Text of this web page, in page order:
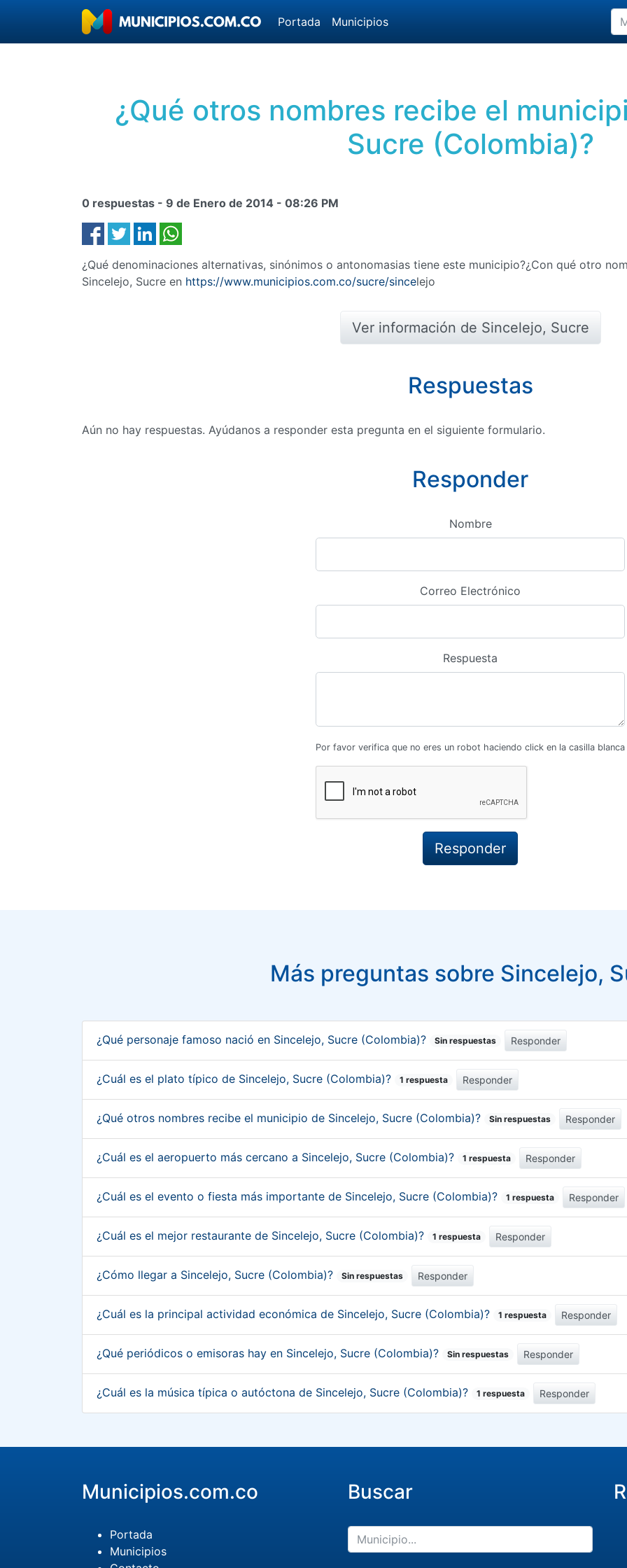
Portada Municipios
¿Qué otros nombres recibe el
Sucre (Colombia)?
0 respuestas - 9 de Enero de 2014 - 08:26 PM
¿Qué denominaciones alternativas, sinónimos o antonomasias tiene este municipio?¿Con qué otro
Sincelejo, Sucre en https://www.municipios.com.co/sucre/sincelejo
Ver información de Sincelejo, Sucre
Respuestas
Aún no hay respuestas. Ayúdanos a responder esta pregunta en el siguiente formulario.
Responder
Nombre
Correo Electrónico
Respuesta
Por favor verifica que no eres un robot haciendo click en la casilla blanca
Más preguntas sobre Sincelejo,
¿Qué personaje famoso nació en Sincelejo, Sucre (Colombia)? Sin respuestas Responder
¿Cuál es el plato típico de Sincelejo, Sucre (Colombia)? 1 respuesta Responder
¿Qué otros nombres recibe el municipio de Sincelejo, Sucre (Colombia)? Sin respuestas Responder
¿Cuál es el aeropuerto más cercano a Sincelejo, Sucre (Colombia)? 1 respuesta Responder
¿Cuál es el evento o fiesta más importante de Sincelejo, Sucre (Colombia)? 1 respuesta Responder
¿Cuál es el mejor restaurante de Sincelejo, Sucre (Colombia)? 1 respuesta Responder
¿Cómo llegar a Sincelejo, Sucre (Colombia)? Sin respuestas Responder
¿Cuál es la principal actividad económica de Sincelejo, Sucre (Colombia)? 1 respuesta Responder
¿Qué periódicos o emisoras hay en Sincelejo, Sucre (Colombia)? Sin respuestas Responder
¿Cuál es la música típica o autóctona de Sincelejo, Sucre (Colombia)? 1 respuesta Responder
Municipios.com.co
Portada
Municipios
Buscar